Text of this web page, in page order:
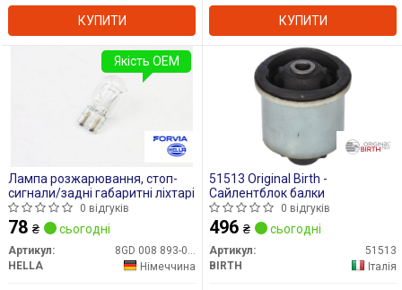
КУПИТИ КУПИТИ
Лампа розжарювання, стоп-
сигнали/задні габаритні ліхтарі
0 відгуків
78 ₴ сьогодні
Артикул:
HELLA
Німеччина
Якість OEM
51513 Original Birth -
Сайлентблок балки
0 відгуків
496 ₴ сьогодні
Артикул:
51513
BIRTH
Італія